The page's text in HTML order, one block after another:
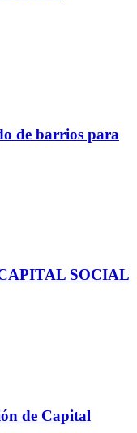
de barrios para
SOCIAL
de Capital